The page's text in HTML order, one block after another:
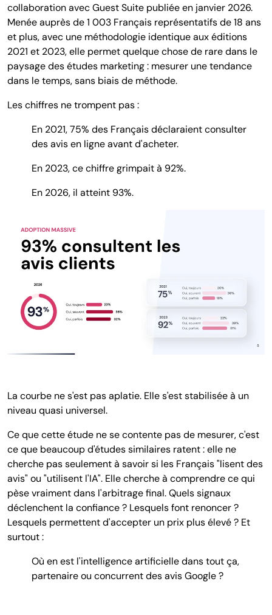
collaboration avec Guest Suite publiée en janvier 2026.
Menée auprès de 1 003 Français représentatifs de 18 ans
et plus, avec une méthodologie identique aux éditions
2021 et 2023, elle permet quelque chose de rare dans le
paysage des études marketing : mesurer une tendance
dans le temps, sans biais de méthode.
Les chiffres ne trompent pas :
En 2021, 75% des Français déclaraient consulter
des avis en ligne avant d'acheter.
En 2023, ce chiffre grimpait à 92%.
En 2026, il atteint 93%.
La courbe ne s'est pas aplatie. Elle s'est stabilisée à un
niveau quasi universel.
Ce que cette étude ne se contente pas de mesurer, c'est
ce que beaucoup d'études similaires ratent : elle ne
cherche pas seulement à savoir si les Français "lisent des
avis" ou "utilisent l'IA". Elle cherche à comprendre ce qui
pèse vraiment dans l'arbitrage final. Quels signaux
déclenchent la confiance ? Lesquels font renoncer ?
Lesquels permettent d'accepter un prix plus élevé ? Et
surtout :
Où en est l'intelligence artificielle dans tout ça,
partenaire ou concurrent des avis Google ?